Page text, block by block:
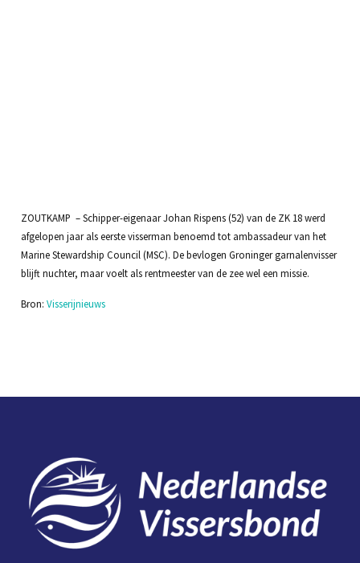
ZOUTKAMP – Schipper-eigenaar Johan Rispens (52) van de ZK 18 werd
afgelopen jaar als eerste visserman benoemd tot ambassadeur van het
Marine Stewardship Council (MSC). De bevlogen Groninger garnalenvisser
blijft nuchter, maar voelt als rentmeester van de zee wel een missie.
Bron: Visserijnieuws